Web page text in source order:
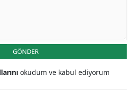
GÖNDER
okudum ve kabul ediyorum